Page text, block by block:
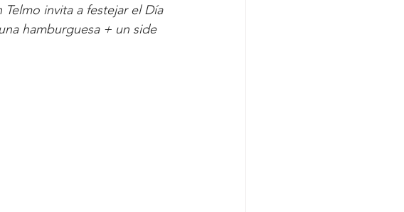
invita a festejar el Día
hamburguesa + un side